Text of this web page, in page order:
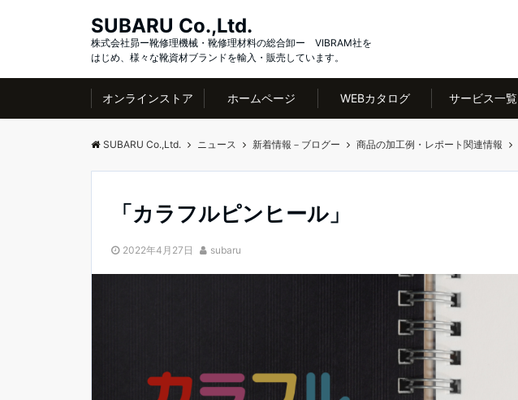
SUBARU Co.,Ltd.
株式会社昴ー靴修理機械・靴修理材料の総合卸ー VIBRAM社を
はじめ、様々な靴資材ブランドを輸入・販売しています。
オンラインストア ホームページ WEBカタログ サービス一覧
SUBARU Co.,Ltd. ニュース 新着情報－ブログー 商品の加工例・レポート関連情報
「カラフルピンヒール」
2022年4月27日 subaru